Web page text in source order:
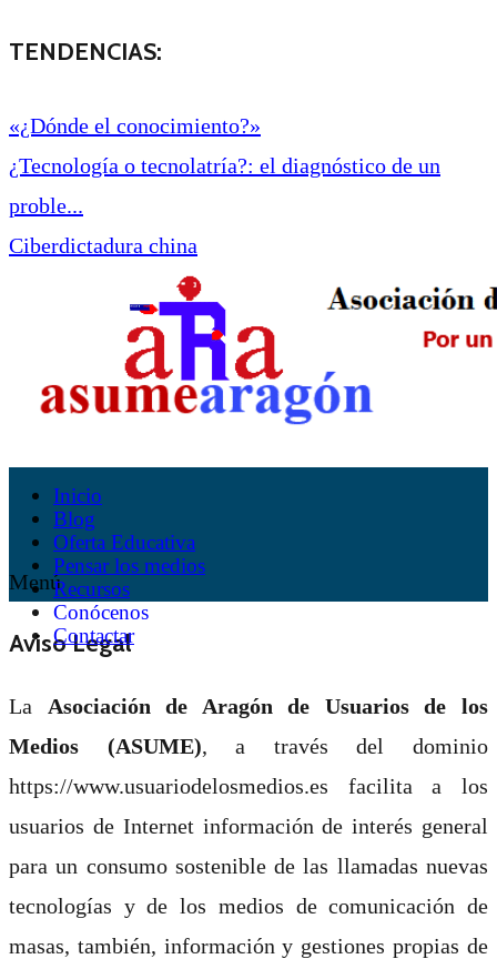
TENDENCIAS:
«¿Dónde el conocimiento?»
¿Tecnología o tecnolatría?: el diagnóstico de un
proble...
Ciberdictadura china
Inicio
Blog
Oferta Educativa
Pensar los medios
Recursos
Conócenos
Contactar
Menú
Aviso Legal
La Asociación de Aragón de Usuarios de los
Medios (ASUME), a través del dominio
https://www.usuariodelosmedios.es facilita a los
usuarios de Internet información de interés general
para un consumo sostenible de las llamadas nuevas
tecnologías y de los medios de comunicación de
masas, también, información y gestiones propias de